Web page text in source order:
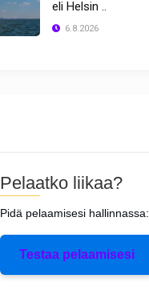
eli Helsin ..
6.8.2026
Pelaatko liikaa?
Pidä pelaamisesi hallinnassa:
Testaa pelaamisesi